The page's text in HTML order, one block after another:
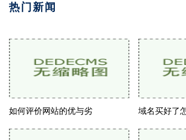
热门新闻
如何评价网站的优与劣 域名买好了